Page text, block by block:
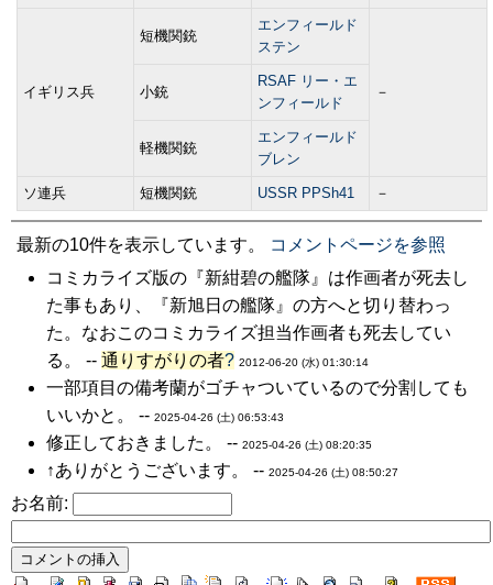
イギリス兵
短機関銃
エンフィールド
ステン
－
小銃
RSAF リー・エ
ンフィールド
軽機関銃
エンフィールド
ブレン
ソ連兵 短機関銃 USSR PPSh41 －
最新の10件を表示しています。
コメントページを参照
コミカライズ版の『新紺碧の艦隊』は作画者が死去し
た事もあり、『新旭日の艦隊』の方へと切り替わっ
た。なおこのコミカライズ担当作画者も死去してい
る。 -- 通りすがりの者? 2012-06-20 (水) 01:30:14
一部項目の備考蘭がゴチャついているので分割しても
いいかと。 -- 2025-04-26 (土) 06:53:43
修正しておきました。 -- 2025-04-26 (土) 08:20:35
↑ありがとうございます。 -- 2025-04-26 (土) 08:50:27
お名前: